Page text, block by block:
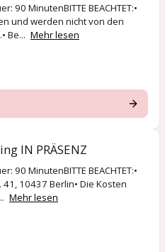
90 MinutenBITTE BEACHTET:•
und werden nicht von den
Be... Mehr lesen
IN PRÄSENZ
90 MinutenBITTE BEACHTET:•
10437 Berlin• Die Kosten
Mehr lesen